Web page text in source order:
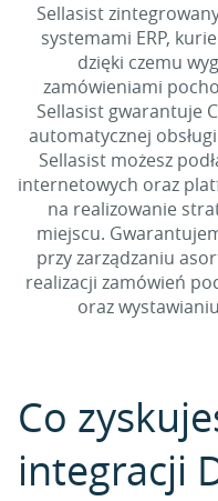
Sellasist
systemami ERP,
dzięki czemu
zamówieniami
Sellasist gwarantuje
automatycznej
Sellasist możesz
internetowych oraz
na realizowanie
miejscu.
przy zarządzaniu
realizacji zamówień
oraz
Co
integracji